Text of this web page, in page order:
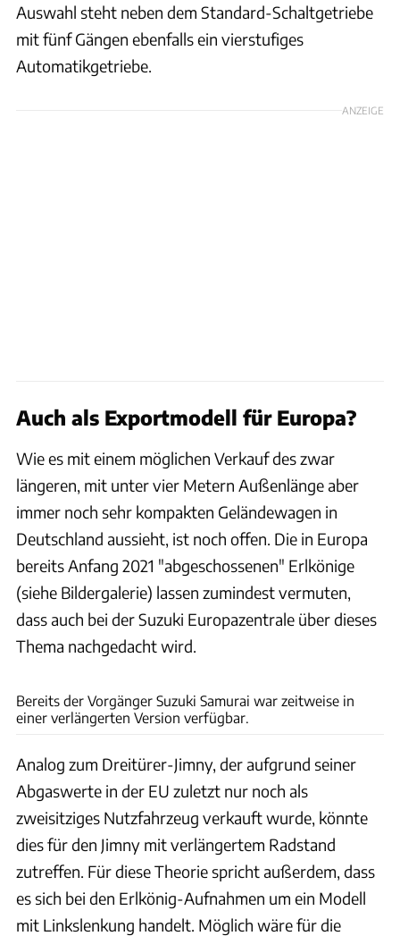
Auswahl steht neben dem Standard-Schaltgetriebe
mit fünf Gängen ebenfalls ein vierstufiges
Automatikgetriebe.
ANZEIGE
Auch als Exportmodell für Europa?
Wie es mit einem möglichen Verkauf des zwar
längeren, mit unter vier Metern Außenlänge aber
immer noch sehr kompakten Geländewagen in
Deutschland aussieht, ist noch offen. Die in Europa
bereits Anfang 2021 "abgeschossenen" Erlkönige
(siehe Bildergalerie) lassen zumindest vermuten,
dass auch bei der Suzuki Europazentrale über dieses
Thema nachgedacht wird.
Bereits der Vorgänger Suzuki Samurai war zeitweise in
einer verlängerten Version verfügbar.
Analog zum Dreitürer-Jimny, der aufgrund seiner
Abgaswerte in der EU zuletzt nur noch als
zweisitziges Nutzfahrzeug verkauft wurde, könnte
dies für den Jimny mit verlängertem Radstand
zutreffen. Für diese Theorie spricht außerdem, dass
es sich bei den Erlkönig-Aufnahmen um ein Modell
mit Linkslenkung handelt. Möglich wäre für die